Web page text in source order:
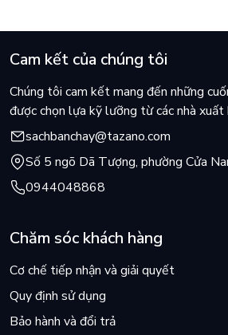
Cam kết của chúng tôi
Chúng tôi cam kết mang đến những
được chọn lựa kỹ lưỡng từ các nhà xuất
sachbanchay@tazano.com
Số 5 ngõ Dã Tượng, phường Cửa
0944048868
Chăm sóc khách hàng
Cơ chế tiếp nhận và giải quyết
Quy định sử dụng
Bảo hành và đổi trả